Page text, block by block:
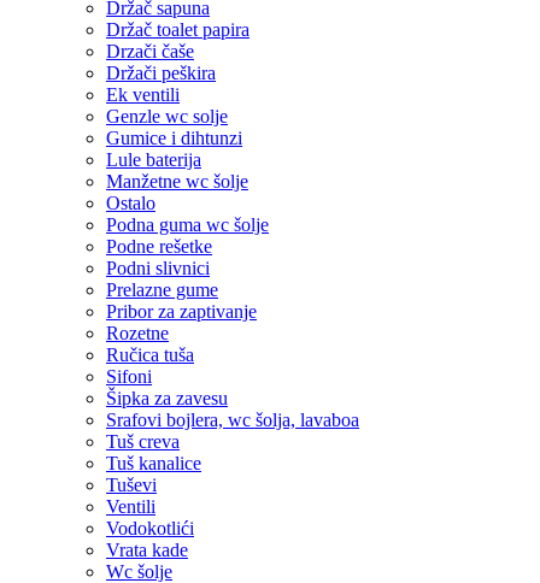
Držač sapuna
Držač toalet papira
Drzači čaše
Držači peškira
Ek ventili
Genzle wc solje
Gumice i dihtunzi
Lule baterija
Manžetne wc šolje
Ostalo
Podna guma wc šolje
Podne rešetke
Podni slivnici
Prelazne gume
Pribor za zaptivanje
Rozetne
Ručica tuša
Sifoni
Šipka za zavesu
Srafovi bojlera, wc šolja, lavaboa
Tuš creva
Tuš kanalice
Tuševi
Ventili
Vodokotlići
Vrata kade
Wc šolje